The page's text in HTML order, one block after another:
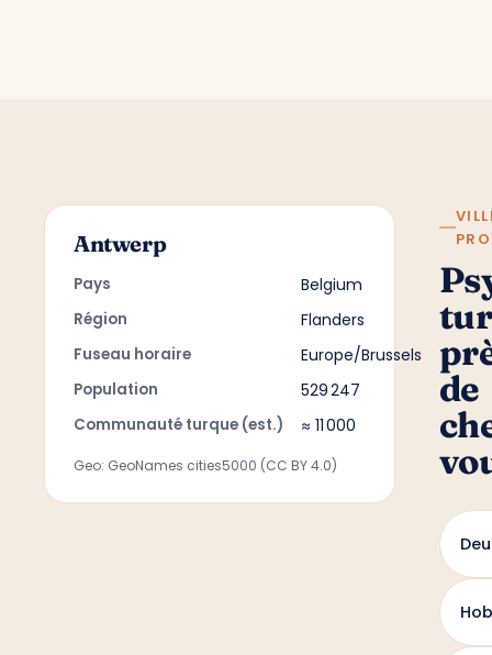
Antwerp
Pays Belgium
Région Flanders
Fuseau horaire Europe/Brussels
Population 529 247
Communauté turque (est.) ≈ 11 000
Geo: GeoNames cities5000 (CC BY 4.0)
de